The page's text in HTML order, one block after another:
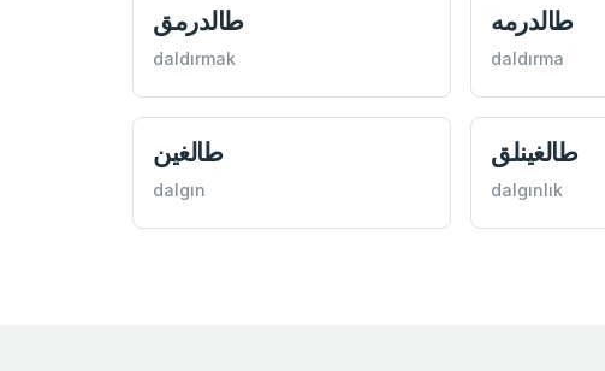
طالدرمق
daldırmak
طالدرمه
daldırma
طالغين
dalgın
طالغينلق
dalgınlık